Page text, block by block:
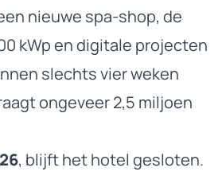
nieuwe spa-shop, de
kWp en digitale projecten
slechts vier weken
ongeveer 2,5 miljoen
, blijft het hotel gesloten.